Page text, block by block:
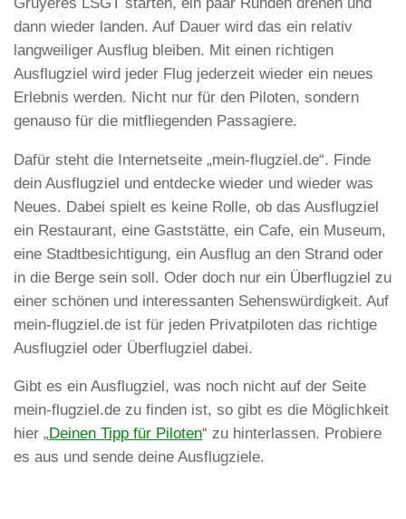
dann wieder landen. Auf Dauer wird das ein relativ
langweiliger Ausflug bleiben. Mit einen richtigen
Ausflugziel wird jeder Flug jederzeit wieder ein neues
Erlebnis werden. Nicht nur für den Piloten, sondern
genauso für die mitfliegenden Passagiere.
Dafür steht die Internetseite „mein-flugziel.de“. Finde
dein Ausflugziel und entdecke wieder und wieder was
Neues. Dabei spielt es keine Rolle, ob das Ausflugziel
ein Restaurant, eine Gaststätte, ein Cafe, ein Museum,
eine Stadtbesichtigung, ein Ausflug an den Strand oder
in die Berge sein soll. Oder doch nur ein Überflugziel zu
einer schönen und interessanten Sehenswürdigkeit. Auf
mein-flugziel.de ist für jeden Privatpiloten das richtige
Ausflugziel oder Überflugziel dabei.
Gibt es ein Ausflugziel, was noch nicht auf der Seite
mein-flugziel.de zu finden ist, so gibt es die Möglichkeit
hier „ Deinen Tipp für Piloten“ zu hinterlassen. Probiere
es aus und sende deine Ausflugziele.